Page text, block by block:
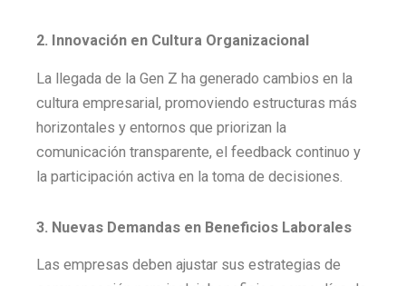
2. Innovación en Cultura Organizacional
La llegada de la Gen Z ha generado cambios en la
cultura empresarial, promoviendo estructuras más
horizontales y entornos que priorizan la
comunicación transparente, el feedback continuo y
la participación activa en la toma de decisiones.
3. Nuevas Demandas en Beneficios Laborales
Las empresas deben ajustar sus estrategias de